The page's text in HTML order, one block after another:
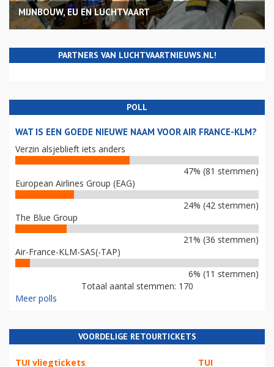
MIJNBOUW, EU EN LUCHTVAART
PARTNERS VAN LUCHTVAARTNIEUWS.NL!
POLL
WAT IS EEN GOEDE NIEUWE NAAM VOOR AIR FRANCE-KLM?
Verzin alsjeblieft iets anders
47% (81 stemmen)
European Airlines Group (EAG)
24% (42 stemmen)
The Blue Group
21% (36 stemmen)
Air-France-KLM-SAS(-TAP)
6% (11 stemmen)
Totaal aantal stemmen: 170
Meer polls
VOORDELIGE RETOURTICKETS
TUI vliegtickets TUI